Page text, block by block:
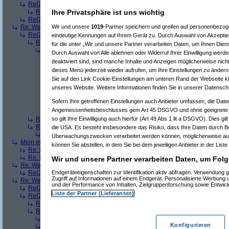
Re(2): Welches ETWAS hab ihr bekommen..
Re(3): Welches ETWAS hab ihr bekommen..(monster23
Re(2): Welches ETWAS hab ihr bekommen..
Re: Welches ETWAS hab ihr bekommen..(Diallam 23.12.2008, 09:01:20)
Re(2): Welches ETWAS hab ihr bekommen..( ddrobescham
Re(3): Welches ETWAS hab ihr bekommen..(q.e.d.am 23.12.2008,
Re(4): Welches ETWAS hab ihr bekommen..(Games2Game am
Re(5): Welches ETWAS hab ihr bekommen..
ddrobesch am
Re(6): Welches ETWAS hab ihr bekommen..(q.e.d. am
Re(5): Welches ETWAS hab ihr bekommen..(q.e.d.am
Re(6): Welches ETWAS hab ihr bekommen..(Games2Game
Re(7): Welches ETWAS hab ihr bekommen..(q.e.d.am
Re(9): Welches ETWAS hab ihr bekommen..(q.e.d.
Re(5): Welches ETWAS hab ihr bekommen..( monster23am
Re(3): Welches ETWAS hab ihr bekommen..(Diallam 23.12.2008,
Re(3): Welches ETWAS hab ihr bekommen..(Madleram 23.12.2008,
Re(4): Welches ETWAS hab ihr bekommen..(Games2Gameam
Mein etwas(Winnie_Pooham 23.12.2008, 09:12:01)
Re: Mein etwas
am 23.12.2008, 09:24:29)
Re: Mein etwas(q.e.d.am 23.12.2008, 09:40:58)
Re: Welches ETWAS hab ihr bekommen..
am 23.12.2008,
Re(2): Welches ETWAS hab ihr bekommen..(Games2Gameam
Re: Welches ETWAS hab ihr bekommen..(markuz90am 23.12.2008,
Re(2): Welches ETWAS hab ihr bekommen..(Mr Lam 23.12.2008,
Re(2): Welches ETWAS hab ihr bekommen..
Re(3): Welches ETWAS hab ihr bekommen..
Re(3): Welches ETWAS hab ihr bekommen..
(playazam
Ihre Privatsphäre ist uns wichtig
Wir und unsere 1019-Partner speichern und greifen auf
eindeutige Kennungen auf Ihrem Gerät zu. Durch Auswahl von
für die unter „Wir und unsere Partner verarbeiten Daten, um Ihnen
Durch Auswahl von Alle ablehnen oder Widerruf Ihrer Einwilligung
deaktiviert sind, sind manche Inhalte und Anzeigen möglicherweise
dieses Menü jederzeit wieder aufrufen, um Ihre Einstellungen zu
Sie auf den Link Cookie-Einstellungen am unteren Rand der Webseite
unseres Website. Weitere Informationen finden Sie in unserer
Sofern Ihre getroffenen Einstellungen auch Anbieter umfassen, die
Angemessenheitsbeschlusses gem Art 45 DSGVO und ohne
so gilt Ihre Einwilligung auch hierfür (Art 49 Abs 1 lit a DSGVO). Dies
die USA. Es besteht insbesondere das Risiko, dass Ihre Daten durch
Überwachungszwecken verarbeitet werden können, möglicherweise
können Sie abstellen, in dem Sie bei dem jeweiligen Anbieter in der
Wir und unsere Partner verarbeiten Daten, um
Endgeräteeigenschaften zur Identifikation aktiv abfragen. Verwendung
Zugriff auf Informationen auf einem Endgerät. Personalisierte Werbung
und der Performance von Inhalten, Zielgruppenforschung sowie
Liste der Partner (Lieferanten)
Konfigurieren